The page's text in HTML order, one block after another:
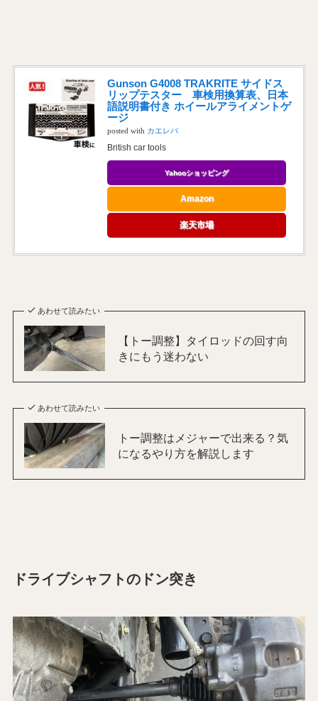
Gunson G4008 TRAKRITE サイドス
リップテスター 車検用換算表、日本
語説明書付き ホイールアライメントゲ
ージ
posted with カエレバ
British car tools
Yahooショッピング
Amazon
楽天市場
あわせて読みたい
【トー調整】タイロッドの回す向
きにもう迷わない
あわせて読みたい
トー調整はメジャーで出来る？気
になるやり方を解説します
ドライブシャフトのドン突き